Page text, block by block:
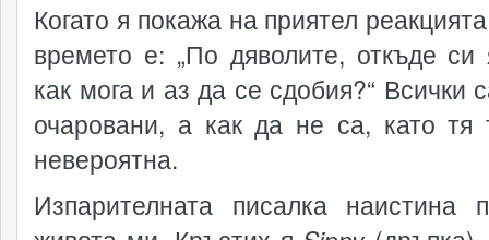
Когато я покажа на приятел
времето е: „По дяволите, откъде
как мога и аз да се сдобия?“ Всички
очаровани, а как да не са, като тя
невероятна.
Изпарителната писалка наистина